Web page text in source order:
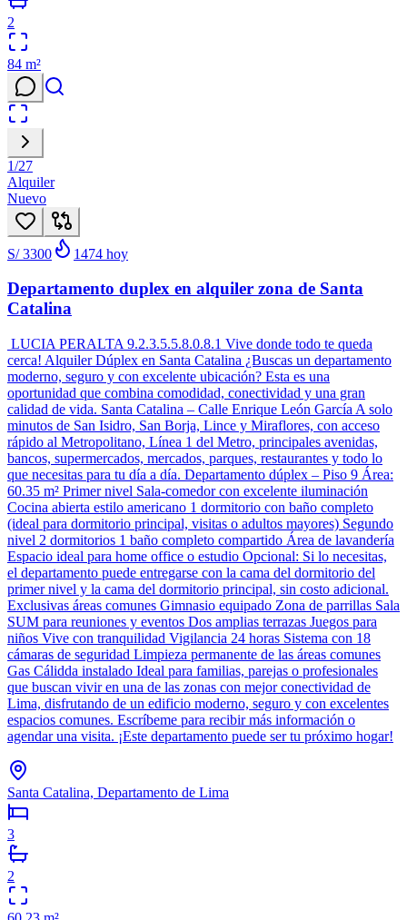
2
84 m²
1/27
Alquiler
Nuevo
S/ 3300 1474 hoy
Departamento duplex en alquiler zona de Santa
Catalina
LUCIA PERALTA 9.2.3.5.5.8.0.8.1 Vive donde todo te queda
cerca! Alquiler Dúplex en Santa Catalina ¿Buscas un departamento
moderno, seguro y con excelente ubicación? Esta es una
oportunidad que combina comodidad, conectividad y una gran
calidad de vida. Santa Catalina – Calle Enrique León García A solo
minutos de San Isidro, San Borja, Lince y Miraflores, con acceso
rápido al Metropolitano, Línea 1 del Metro, principales avenidas,
bancos, supermercados, mercados, parques, restaurantes y todo lo
que necesitas para tu día a día. Departamento dúplex – Piso 9 Área:
60.35 m² Primer nivel Sala-comedor con excelente iluminación
Cocina abierta estilo americano 1 dormitorio con baño completo
(ideal para dormitorio principal, visitas o adultos mayores) Segundo
nivel 2 dormitorios 1 baño completo compartido Área de lavandería
Espacio ideal para home office o estudio Opcional: Si lo necesitas,
el departamento puede entregarse con la cama del dormitorio del
primer nivel y la cama del dormitorio principal, sin costo adicional.
Exclusivas áreas comunes Gimnasio equipado Zona de parrillas Sala
SUM para reuniones y eventos Dos amplias terrazas Juegos para
niños Vive con tranquilidad Vigilancia 24 horas Sistema con 18
cámaras de seguridad Limpieza permanente de las áreas comunes
Gas Cálidda instalado Ideal para familias, parejas o profesionales
que buscan vivir en una de las zonas con mejor conectividad de
Lima, disfrutando de un edificio moderno, seguro y con excelentes
espacios comunes. Escríbeme para recibir más información o
agendar una visita. ¡Este departamento puede ser tu próximo hogar!
Santa Catalina, Departamento de Lima
3
2